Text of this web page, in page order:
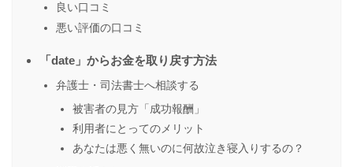
良い口コミ
悪い評価の口コミ
「date」からお金を取り戻す方法
弁護士・司法書士へ相談する
被害者の見方「成功報酬」
利用者にとってのメリット
あなたは悪く無いのに何故泣き寝入りするの？